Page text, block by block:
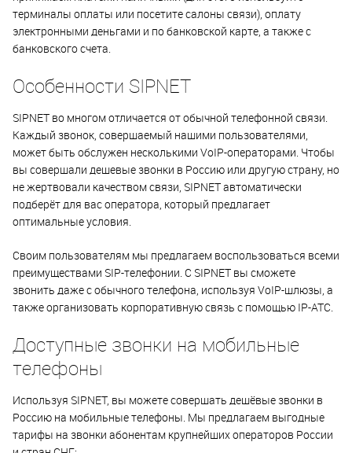
терминалы оплаты или посетите салоны связи), оплату
электронными деньгами и по банковской карте, а также с
банковского счета.
Особенности SIPNET
SIPNET во многом отличается от обычной телефонной связи.
Каждый звонок, совершаемый нашими пользователями,
может быть обслужен несколькими VoIP-операторами. Чтобы
вы совершали дешевые звонки в Россию или другую страну, но
не жертвовали качеством связи, SIPNET автоматически
подберёт для вас оператора, который предлагает
оптимальные условия.
Своим пользователям мы предлагаем воспользоваться всеми
преимуществами SIP-телефонии. С SIPNET вы сможете
звонить даже с обычного телефона, используя VoIP-шлюзы, а
также организовать корпоративную связь с помощью IP-ATC.
Доступные звонки на мобильные
телефоны
Используя SIPNET, вы можете совершать дешёвые звонки в
Россию на мобильные телефоны. Мы предлагаем выгодные
тарифы на звонки абонентам крупнейших операторов России